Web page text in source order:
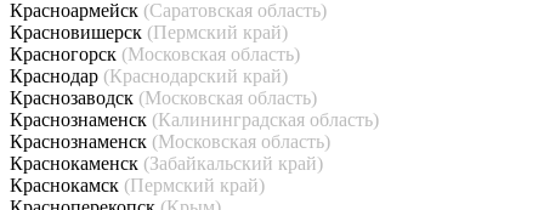
Красноармейск (Саратовская область)
Красновишерск (Пермский край)
Красногорск (Московская область)
Краснодар (Краснодарский край)
Краснозаводск (Московская область)
Краснознаменск (Калининградская область)
Краснознаменск (Московская область)
Краснокаменск (Забайкальский край)
Краснокамск (Пермский край)